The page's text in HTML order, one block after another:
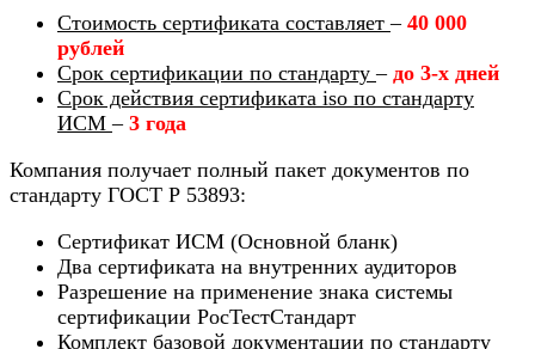
Стоимость сертификата составляет– 40 000
рублей
Срок сертификации по стандарту– до 3-х дней
Срок действия сертификата iso по стандарту
ИСМ– 3 года
Компания получает полный пакет документов по
стандарту ГОСТ Р 53893:
Сертификат ИСМ (Основной бланк)
Два сертификата на внутренних аудиторов
Разрешение на применение знака системы
сертификации РосТестСтандарт
Комплект базовой документации по стандарту